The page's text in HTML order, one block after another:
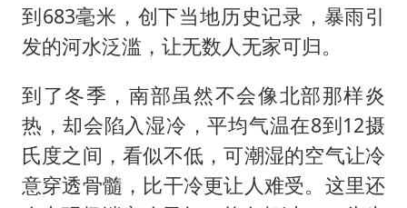
到683毫米，创下当地历史记录，暴雨引
发的河水泛滥，让无数人无家可归。
到了冬季，南部虽然不会像北部那样炎
热，却会陷入湿冷，平均气温在8到12摄
氏度之间，看似不低，可潮湿的空气让冷
意穿透骨髓，比干冷更让人难受。这里还